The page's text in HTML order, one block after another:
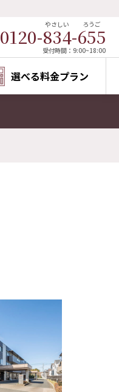
0120-834
やさしい
-655
ろうご
受付時間：9:00~18:00
選べる料金プラン